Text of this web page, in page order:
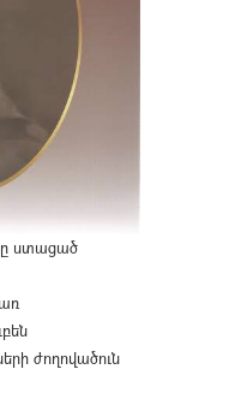
ստացած
ժողովածուն